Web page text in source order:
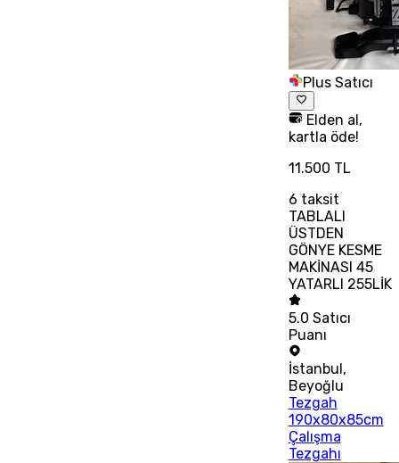
Plus Satıcı
Elden al,
kartla öde!
11.500 TL
6 taksit
TABLALI
ÜSTDEN
GÖNYE KESME
MAKİNASI 45
YATARLI 255LİK
5.0 Satıcı
Puanı
İstanbul,
Beyoğlu
Tezgah
190x80x85cm
Çalışma
Tezgahı